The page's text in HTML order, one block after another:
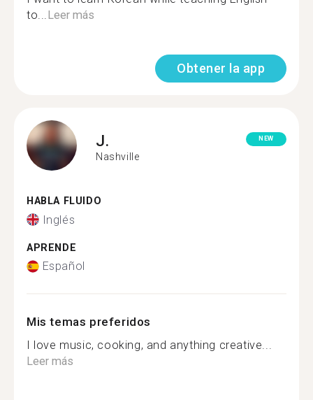
to...Leer más
Obtener la app
J.
Nashville
NEW
HABLA FLUIDO
Inglés
APRENDE
Español
Mis temas preferidos
I love music, cooking, and anything creative...
Leer más